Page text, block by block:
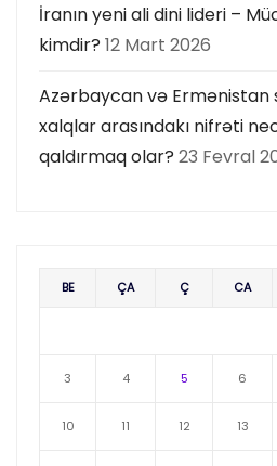
İranın yeni ali dini lideri –
kimdir? 12 Mart 2026
Azərbaycan və Ermənistan
xalqlar arasındakı nifrəti
qaldırmaq olar? 23 Fevral
BE ÇA Ç CA
3 4 5 6
10 11 12 13